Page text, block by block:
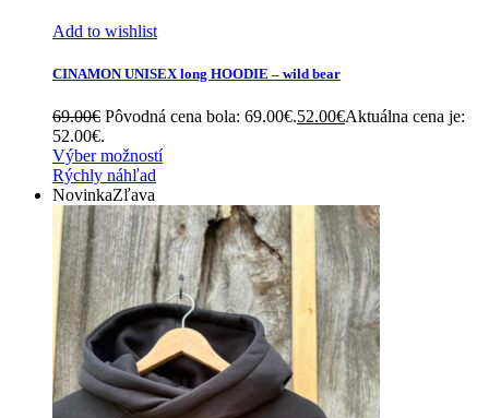
Add to wishlist
CINAMON UNISEX long HOODIE – wild bear
69.00€ Pôvodná cena bola: 69.00€.52.00€Aktuálna cena je:
52.00€.
Výber možností
Rýchly náhľad
NovinkaZľava